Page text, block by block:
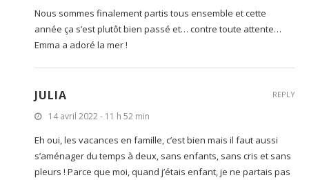
Nous sommes finalement partis tous ensemble et cette
année ça s’est plutôt bien passé et… contre toute attente…
Emma a adoré la mer !
JULIA
14 avril 2022 - 11 h 52 min
Eh oui, les vacances en famille, c’est bien mais il faut aussi
s’aménager du temps à deux, sans enfants, sans cris et sans
pleurs ! Parce que moi, quand j’étais enfant, je ne partais pas
REPLY